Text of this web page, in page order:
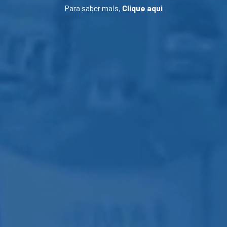
Para saber mais, Clique aqui